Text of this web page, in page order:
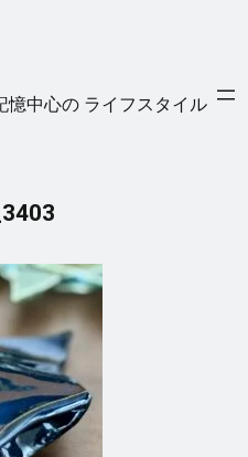
憶中心の ライフスタイル